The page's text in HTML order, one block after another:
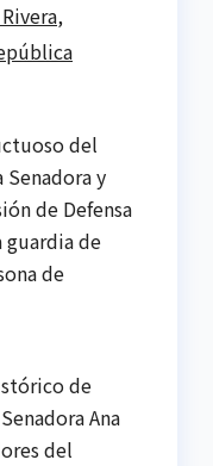
,
del
y
de Defensa
guardia de
de
de
Ana
del